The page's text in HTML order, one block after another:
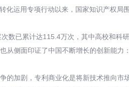
运用专项行动以来，国家知识产权
已累计达115.4万次，其中高校和科
从侧面印证了中国不断增长的创新能
加剧，专利商业化是将新技术推向市